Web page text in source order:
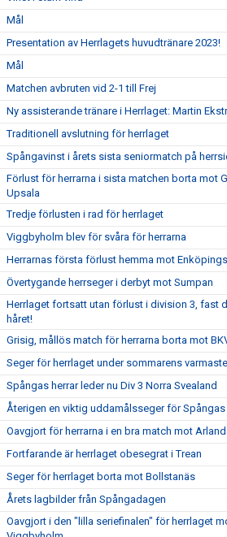
Mål
Presentation av Herrlagets huvudtränare 2023!
Mål
Matchen avbruten vid 2-1 till Frej
Ny assisterande tränare i Herrlaget: Martin
Traditionell avslutning för herrlaget
Spångavinst i årets sista seniormatch på
Förlust för herrarna i sista matchen borta mot
Upsala
Tredje förlusten i rad för herrlaget
Viggbyholm blev för svåra för herrarna
Herrarnas första förlust hemma mot
Övertygande herrseger i derbyt mot Sumpan
Herrlaget fortsatt utan förlust i division 3, fast
håret!
Grisig, mållös match för herrarna borta mot
Seger för herrlaget under sommarens
Spångas herrar leder nu Div 3 Norra Svealand
Återigen en viktig uddamålsseger för Spångas
Oavgjort för herrarna i en bra match mot
Fortfarande är herrlaget obesegrat i Trean
Seger för herrlaget borta mot Bollstanäs
Årets lagbilder från Spångadagen
Oavgjort i den "lilla seriefinalen" för herrlaget